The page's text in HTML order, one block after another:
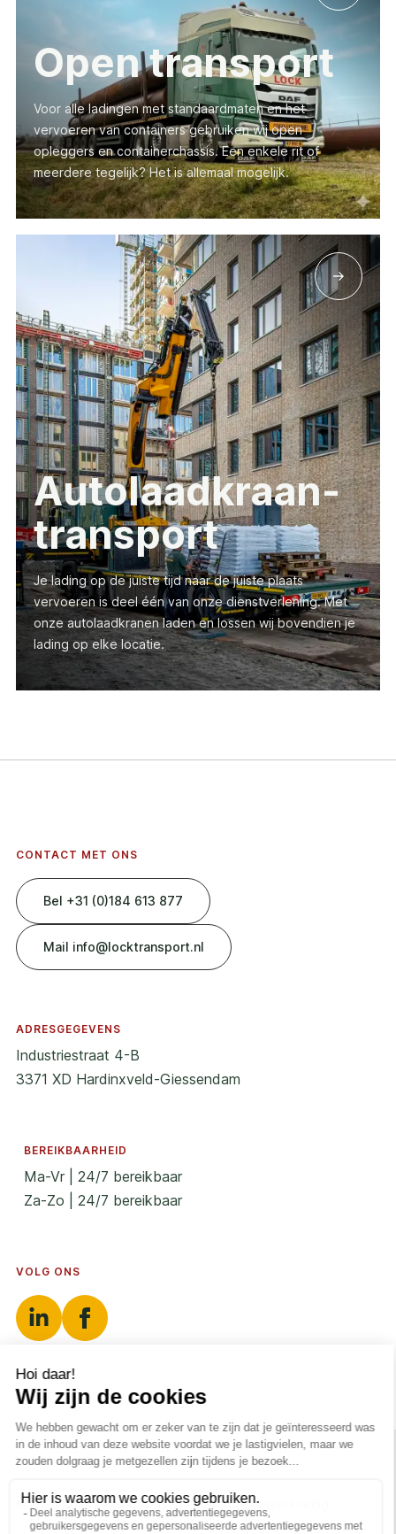
Open transport
Voor alle ladingen met standaardmaten en het
vervoeren van containers gebruiken wij open
opleggers en containerchassis. Een enkele rit of
meerdere tegelijk? Het is allemaal mogelijk.
Autolaadkraan-
transport
Je lading op de juiste tijd naar de juiste plaats
vervoeren is deel één van onze dienstverlening. Met
onze autolaadkranen laden en lossen wij bovendien je
lading op elke locatie.
CONTACT MET ONS
Bel +31 (0)184 613 877
Mail info@locktransport.nl
ADRESGEGEVENS
Industriestraat 4-B
3371 XD Hardinxveld-Giessendam
BEREIKBAARHEID
Ma-Vr | 24/7 bereikbaar
Za-Zo | 24/7 bereikbaar
VOLG ONS
© 2025 LocktransportPrivacy policyCookieverklaring